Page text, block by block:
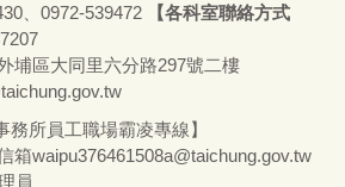
、0972-539472
【各科室聯絡方式
埔區大同里六分路297號二樓
務所員工職場霸凌專線】
箱waipu376461508a@taichung.gov.tw
員